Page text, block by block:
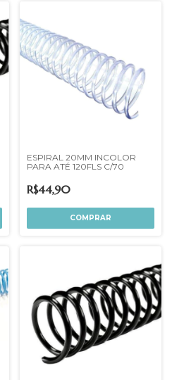
ESPIRAL 20MM INCOLOR
PARA ATÉ 120FLS C/70
R$44,90